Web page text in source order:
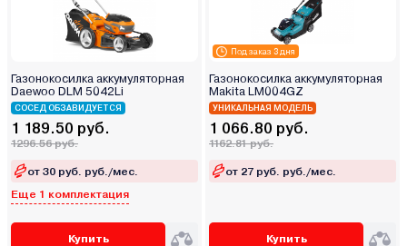
Газонокосилка аккумуляторная
Daewoo DLM 5042Li
СОСЕД ОБЗАВИДУЕТСЯ
1 189.50 руб.
1296.56 руб.
от 30 руб. руб./мес.
Еще 1 комплектация
Купить
Под заказ 3 дня
Газонокосилка аккумуляторная
Makita LM004GZ
УНИКАЛЬНАЯ МОДЕЛЬ
1 066.80 руб.
1162.81 руб.
от 27 руб. руб./мес.
Купить